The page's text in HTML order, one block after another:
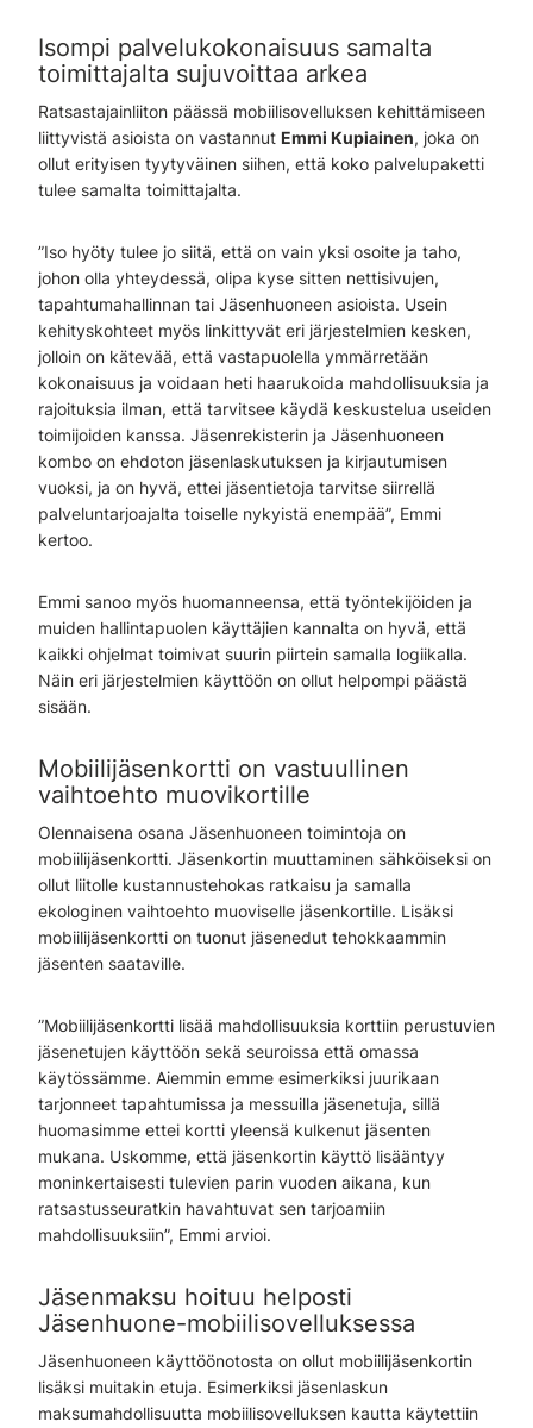
Isompi palvelukokonaisuus samalta
toimittajalta sujuvoittaa arkea
Ratsastajainliiton päässä mobiilisovelluksen kehittämiseen
liittyvistä asioista on vastannut Emmi Kupiainen, joka on
ollut erityisen tyytyväinen siihen, että koko palvelupaketti
tulee samalta toimittajalta.
”Iso hyöty tulee jo siitä, että on vain yksi osoite ja taho,
johon olla yhteydessä, olipa kyse sitten nettisivujen,
tapahtumahallinnan tai Jäsenhuoneen asioista. Usein
kehityskohteet myös linkittyvät eri järjestelmien kesken,
jolloin on kätevää, että vastapuolella ymmärretään
kokonaisuus ja voidaan heti haarukoida mahdollisuuksia ja
rajoituksia ilman, että tarvitsee käydä keskustelua useiden
toimijoiden kanssa. Jäsenrekisterin ja Jäsenhuoneen
kombo on ehdoton jäsenlaskutuksen ja kirjautumisen
vuoksi, ja on hyvä, ettei jäsentietoja tarvitse siirrellä
palveluntarjoajalta toiselle nykyistä enempää”, Emmi
kertoo.
Emmi sanoo myös huomanneensa, että työntekijöiden ja
muiden hallintapuolen käyttäjien kannalta on hyvä, että
kaikki ohjelmat toimivat suurin piirtein samalla logiikalla.
Näin eri järjestelmien käyttöön on ollut helpompi päästä
sisään.
Mobiilijäsenkortti on vastuullinen
vaihtoehto muovikortille
Olennaisena osana Jäsenhuoneen toimintoja on
mobiilijäsenkortti. Jäsenkortin muuttaminen sähköiseksi on
ollut liitolle kustannustehokas ratkaisu ja samalla
ekologinen vaihtoehto muoviselle jäsenkortille. Lisäksi
mobiilijäsenkortti on tuonut jäsenedut tehokkaammin
jäsenten saataville.
”Mobiilijäsenkortti lisää mahdollisuuksia korttiin perustuvien
jäsenetujen käyttöön sekä seuroissa että omassa
käytössämme. Aiemmin emme esimerkiksi juurikaan
tarjonneet tapahtumissa ja messuilla jäsenetuja, sillä
huomasimme ettei kortti yleensä kulkenut jäsenten
mukana. Uskomme, että jäsenkortin käyttö lisääntyy
moninkertaisesti tulevien parin vuoden aikana, kun
ratsastusseuratkin havahtuvat sen tarjoamiin
mahdollisuuksiin”, Emmi arvioi.
Jäsenmaksu hoituu helposti
Jäsenhuone-mobiilisovelluksessa
Jäsenhuoneen käyttöönotosta on ollut mobiilijäsenkortin
lisäksi muitakin etuja. Esimerkiksi jäsenlaskun
maksumahdollisuutta mobiilisovelluksen kautta käytettiin